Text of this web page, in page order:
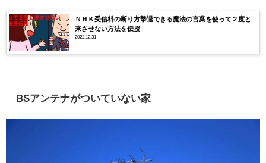
ＮＨＫ受信料の断り方撃退できる魔法の言葉を使って２度と
来させない方法を伝授
2022.12.31
BSアンテナがついていない家